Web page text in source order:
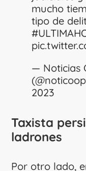
mucho
tipo de
— Noticias
2023
Taxista
ladrones
Por otro lado,